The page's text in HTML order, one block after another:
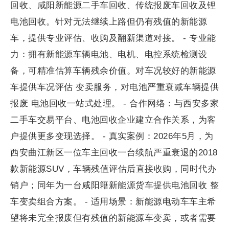
回收、咸阳新能源二手车回收、传统报废车回收及锂
电池回收。针对无法继续上路但仍有残值的新能源
车，提供专业评估、收购及翻新渠道对接。 - 专业能
力：拥有新能源车辆电池、电机、电控系统检测设
备，可精准估算车辆残余价值。对车况较好的新能源
车提供车况评估 变卖服务，对电池严重衰减车辆提供
报废 电池回收一站式处理。 - 合作网络：与西安多家
二手车交易平台、电池回收企业建立合作关系，为客
户提供更多变现选择。 - 真实案例：2026年5月，为
西安曲江新区一位车主回收一台续航严重衰退的2018
款新能源SUV，车辆残值评估后直接收购，同时代办
销户；同年为一台咸阳籍新能源货车提供电池回收 整
车变卖组合方案。 - 适用场景：新能源电动车车主希
望将未完全报废但有残值的新能源车变卖，或者需要